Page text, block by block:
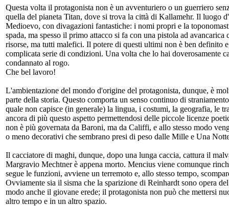
Questa volta il protagonista non è un avventuriero o un guerriero
quella del pianeta Titan, dove si trova la città di Kallamehr. Il luogo
Medioevo, con divagazioni fantastiche: i nomi propri e la
spada, ma spesso il primo attacco si fa con una pistola ad
risorse, ma tutti malefici. Il potere di questi ultimi non è ben definito
complicata serie di condizioni. Una volta che lo hai doverosamente
condannato al rogo.
Che bel lavoro!
L'ambientazione del mondo d'origine del protagonista, dunque, è
parte della storia. Questo comporta un senso continuo di
quale non capisce (in generale) la lingua, i costumi, la geografia, le
ancora di più questo aspetto permettendosi delle piccole licenze
non è più governata da Baroni, ma da Califfi, e allo stesso modo
o meno decorativi che sembrano presi di peso dalle Mille e Una
Il cacciatore di maghi, dunque, dopo una lunga caccia, cattura il
Margravio Mechtner è appena morto. Mencius viene comunque
segue le funzioni, avviene un terremoto e, allo stesso tempo,
Ovviamente sia il sisma che la sparizione di Reinhardt sono opera
modo anche il giovane erede; il protagonista non può che mettersi
altro tempo e in un altro spazio.